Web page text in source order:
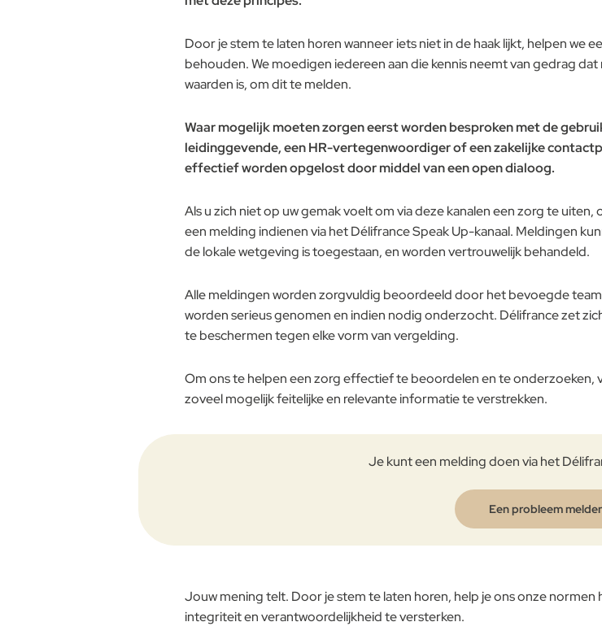
Door je stem te laten horen wanneer iets niet in de haak lijkt, helpen we
behouden. We moedigen iedereen aan die kennis neemt van gedrag
waarden is, om dit te melden.
Waar mogelijk moeten zorgen eerst worden besproken met de
leidinggevende, een HR-vertegenwoordiger of een zakelijke
effectief worden opgelost door middel van een open dialoog.
Als u zich niet op uw gemak voelt om via deze kanalen een zorg te
een melding indienen via het Délifrance Speak Up-kanaal. Meldingen
de lokale wetgeving is toegestaan, en worden vertrouwelijk behandeld.
Alle meldingen worden zorgvuldig beoordeeld door het bevoegde
worden serieus genomen en indien nodig onderzocht. Délifrance zet
te beschermen tegen elke vorm van vergelding.
Om ons te helpen een zorg effectief te beoordelen en te onderzoeken,
zoveel mogelijk feitelijke en relevante informatie te verstrekken.
Je kunt een melding doen via het
Een probleem
Jouw mening telt. Door je stem te laten horen, help je ons onze
integriteit en verantwoordelijkheid te versterken.